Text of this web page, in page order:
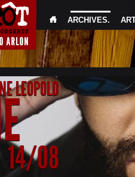
ARCHIVES.
LEOPOLD
14/08